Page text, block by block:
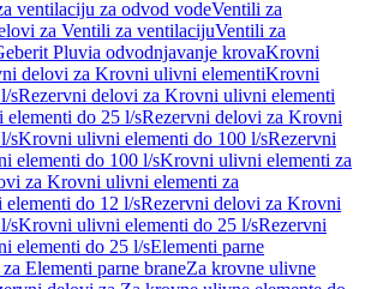
ventilaciju za odvod vodeVentili za
za Ventili za ventilacijuVentili za
Pluvia odvodnjavanje krovaKrovni
delovi za Krovni ulivni elementiKrovni
sRezervni delovi za Krovni ulivni elementi
do 25 l/sRezervni delovi za Krovni
sKrovni ulivni elementi do 100 l/sRezervni
elementi do 100 l/sKrovni ulivni elementi za
za Krovni ulivni elementi za
do 12 l/sRezervni delovi za Krovni
sKrovni ulivni elementi do 25 l/sRezervni
elementi do 25 l/sElementi parne
Elementi parne braneZa krovne ulivne